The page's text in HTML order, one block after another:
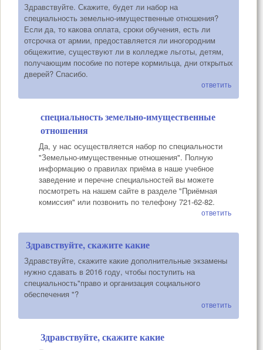
Здравствуйте. Скажите, будет ли набор на
специальность земельно-имущественные отношения?
Если да, то какова оплата, сроки обучения, есть ли
отсрочка от армии, предоставляется ли иногородним
общежитие, существуют ли в колледже льготы, детям,
получающим пособие по потере кормильца, дни открытых
дверей? Спасибо.
ответить
специальность земельно-имущественные
отношения
Да, у нас осуществляется набор по специальности
"Земельно-имущественные отношения". Полную
информацию о правилах приёма в наше учебное
заведение и перечне специальностей вы можете
посмотреть на нашем сайте в разделе "Приёмная
комиссия" или позвонить по телефону 721-62-82.
ответить
Здравствуйте, скажите какие
Здравствуйте, скажите какие дополнительные экзамены
нужно сдавать в 2016 году, чтобы поступить на
специальность"право и организация социального
обеспечения "?
ответить
Здравствуйте, скажите какие